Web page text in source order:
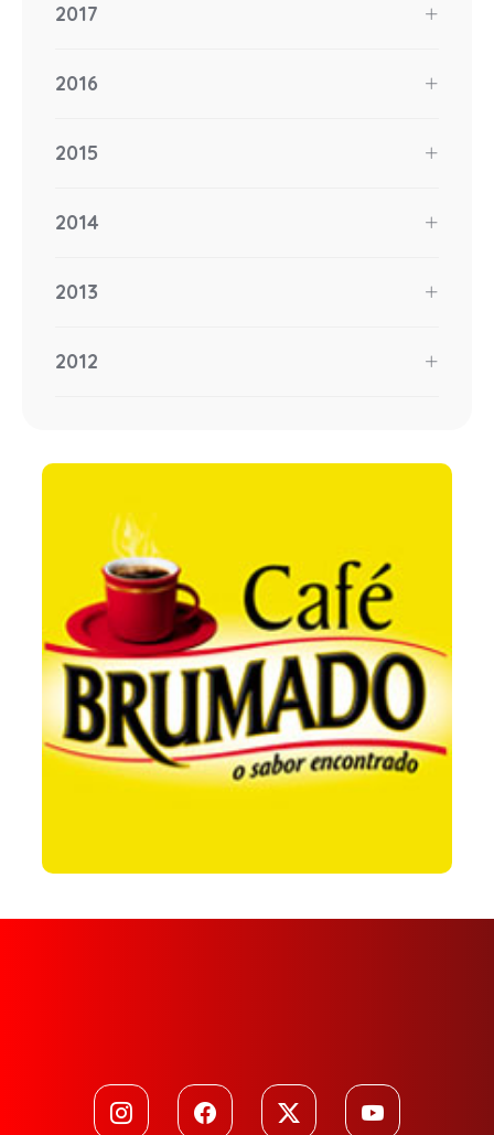
2017
2016
2015
2014
2013
2012